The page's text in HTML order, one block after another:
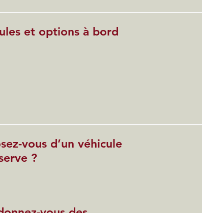
et options à bord
vous d’un véhicule
?